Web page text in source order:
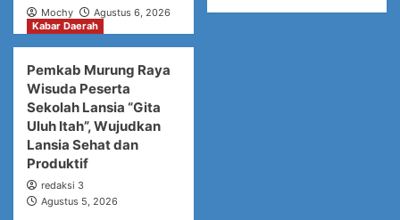
Mochy Agustus 6, 2026
Kabar Daerah
Pemkab Murung Raya
Wisuda Peserta
Sekolah Lansia “Gita
Uluh Itah”, Wujudkan
Lansia Sehat dan
Produktif
redaksi 3
Agustus 5, 2026